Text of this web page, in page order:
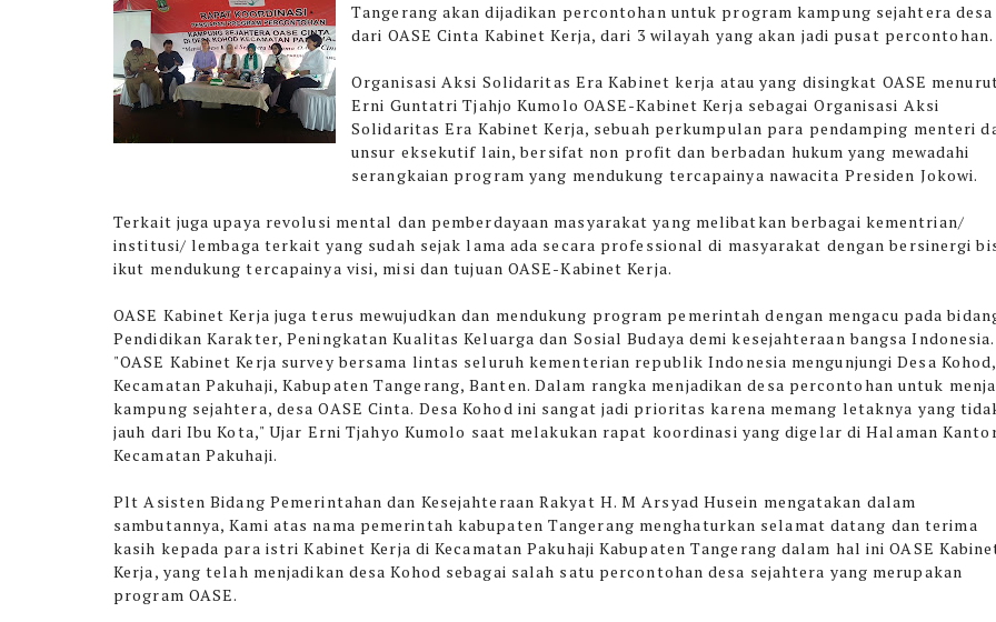
Tangerang akan dijadikan percontohan untuk program kampung sejahtera desa
dari OASE Cinta Kabinet Kerja, dari 3 wilayah yang akan jadi pusat percontohan.
Organisasi Aksi Solidaritas Era Kabinet kerja atau yang disingkat OASE
Erni Guntatri Tjahjo Kumolo OASE-Kabinet Kerja sebagai Organisasi Aksi
Solidaritas Era Kabinet Kerja, sebuah perkumpulan para pendamping menteri
unsur eksekutif lain, bersifat non profit dan berbadan hukum yang mewadahi
serangkaian program yang mendukung tercapainya nawacita Presiden Jokowi.
Terkait juga upaya revolusi mental dan pemberdayaan masyarakat yang melibatkan berbagai kementrian/
institusi/ lembaga terkait yang sudah sejak lama ada secara professional di masyarakat dengan bersinergi
ikut mendukung tercapainya visi, misi dan tujuan OASE-Kabinet Kerja.
OASE Kabinet Kerja juga terus mewujudkan dan mendukung program pemerintah dengan mengacu pada
Pendidikan Karakter, Peningkatan Kualitas Keluarga dan Sosial Budaya demi kesejahteraan bangsa Indonesia.
"OASE Kabinet Kerja survey bersama lintas seluruh kementerian republik Indonesia mengunjungi Desa Kohod,
Kecamatan Pakuhaji, Kabupaten Tangerang, Banten. Dalam rangka menjadikan desa percontohan untuk
kampung sejahtera, desa OASE Cinta. Desa Kohod ini sangat jadi prioritas karena memang letaknya yang
jauh dari Ibu Kota," Ujar Erni Tjahyo Kumolo saat melakukan rapat koordinasi yang digelar di Halaman
Kecamatan Pakuhaji.
Plt Asisten Bidang Pemerintahan dan Kesejahteraan Rakyat H. M Arsyad Husein mengatakan dalam
sambutannya, Kami atas nama pemerintah kabupaten Tangerang menghaturkan selamat datang dan terima
kasih kepada para istri Kabinet Kerja di Kecamatan Pakuhaji Kabupaten Tangerang dalam hal ini OASE
Kerja, yang telah menjadikan desa Kohod sebagai salah satu percontohan desa sejahtera yang merupakan
program OASE.